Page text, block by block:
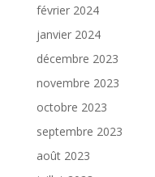
février 2024
janvier 2024
décembre 2023
novembre 2023
octobre 2023
septembre 2023
août 2023